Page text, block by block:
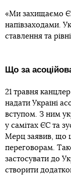
«Ми захищаємо
напівзаходами.
ставлення та
Що за
21 травня
надати Україні
вступом. З ним
у самітах ЄС та
Мерц заявив, що
переговорам.
застосувати до
створити